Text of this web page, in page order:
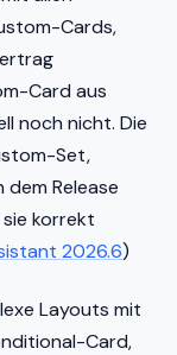
Cards,
Card aus
noch nicht. Die
Set,
Release
korrekt
2026.6)
Layouts mit
Card,